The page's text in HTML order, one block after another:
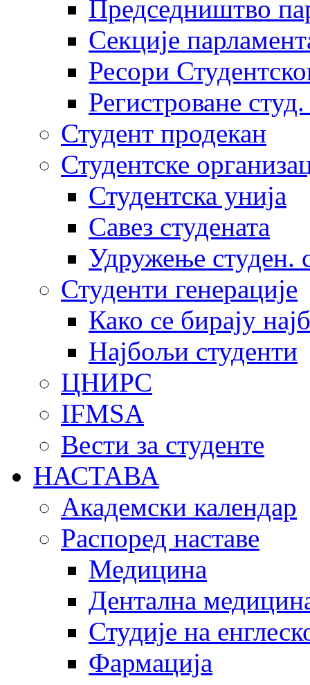
Председништво
Секције
Ресори
Регистроване
Студент продекан
Студентске
Студентска унија
Савез студената
Удружење студен.
Студенти генерације
Како се бирају
Најбољи студенти
ЦНИРС
IFMSA
Вести за студенте
НАСТАВА
Академски календар
Распоред наставе
Медицина
Дентална
Студије на
Фармација